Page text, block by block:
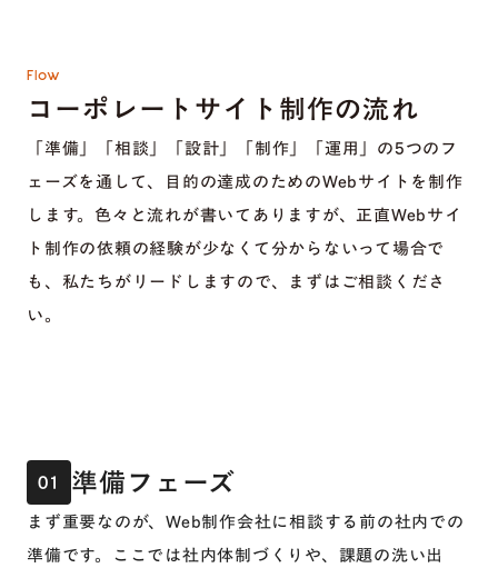
Flow
コーポレートサイト制作の流れ
「準備」「相談」「設計」「制作」「運用」の5つのフ
ェーズを通して、目的の達成のためのWebサイトを制作
します。色々と流れが書いてありますが、正直Webサイ
ト制作の依頼の経験が少なくて分からないって場合で
も、私たちがリードしますので、まずはご相談くださ
い。
01 準備フェーズ
まず重要なのが、Web制作会社に相談する前の社内での
準備です。ここでは社内体制づくりや、課題の洗い出